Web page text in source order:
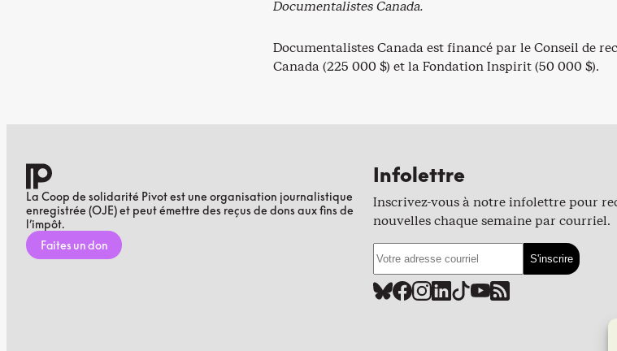
Documentalistes Canada.
Documentalistes Canada est financé par le Conseil de
Canada (225 000 $) et la Fondation Inspirit (50 000 $).
La Coop de solidarité Pivot est une organisation journalistique
enregistrée (OJE) et peut émettre des reçus de dons aux fins de
l’impôt.
Faites un don
Infolettre
Inscrivez-vous à notre infolettre pour
nouvelles chaque semaine par courriel.